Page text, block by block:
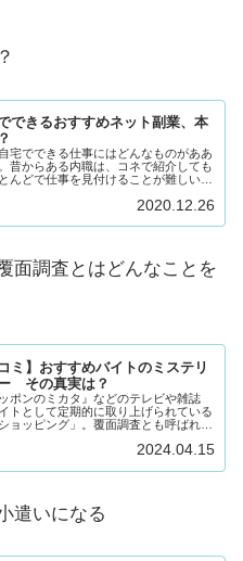
できるおすすめネット副業、本
宅でできる仕事にはどんなものがああ
昔からある内職は、コネで紹介しても
んどで仕事を見付けることが難しいで
的なものの方が、仕事も豊富で取り組
2020.12.26
面調査とはどんなことを
ミ】おすすめバイトのミステリ
その真実は？
ポンのミカタ』などのテレビや雑誌
トとして定期的に取り上げられている
ョッピング」。覆面調査とも呼ばれて
事ぶりを調査するというもの。 紹介
2024.04.15
遣いになる